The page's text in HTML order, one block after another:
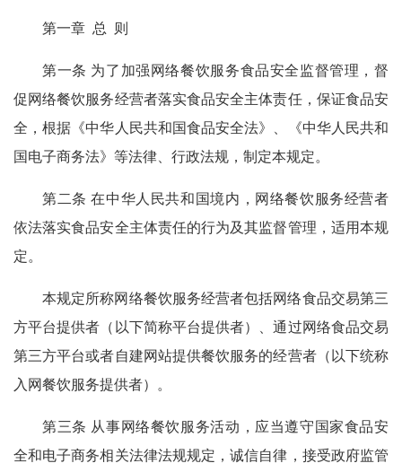
第一章 总 则
第一条 为了加强网络餐饮服务食品安全监督管理，督
促网络餐饮服务经营者落实食品安全主体责任，保证食品安
全，根据《中华人民共和国食品安全法》、《中华人民共和
国电子商务法》等法律、行政法规，制定本规定。
第二条 在中华人民共和国境内，网络餐饮服务经营者
依法落实食品安全主体责任的行为及其监督管理，适用本规
定。
本规定所称网络餐饮服务经营者包括网络食品交易第三
方平台提供者（以下简称平台提供者）、通过网络食品交易
第三方平台或者自建网站提供餐饮服务的经营者（以下统称
入网餐饮服务提供者）。
第三条 从事网络餐饮服务活动，应当遵守国家食品安
全和电子商务相关法律法规规定，诚信自律，接受政府监管